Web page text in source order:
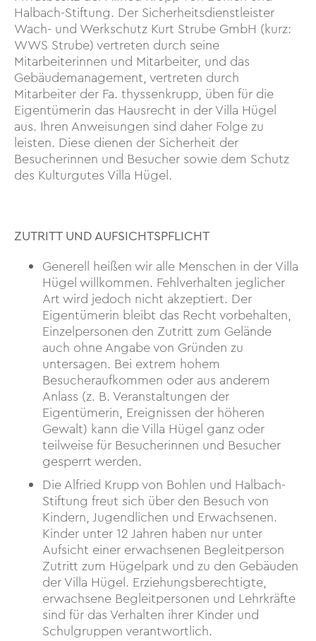
Halbach-Stiftung. Der Sicherheitsdienstleister
Wach- und Werkschutz Kurt Strube GmbH (kurz:
WWS Strube) vertreten durch seine
Mitarbeiterinnen und Mitarbeiter, und das
Gebäudemanagement, vertreten durch
Mitarbeiter der Fa. thyssenkrupp, üben für die
Eigentümerin das Hausrecht in der Villa Hügel
aus. Ihren Anweisungen sind daher Folge zu
leisten. Diese dienen der Sicherheit der
Besucherinnen und Besucher sowie dem Schutz
des Kulturgutes Villa Hügel.
ZUTRITT UND AUFSICHTSPFLICHT
Generell heißen wir alle Menschen in der Villa
Hügel willkommen. Fehlverhalten jeglicher
Art wird jedoch nicht akzeptiert. Der
Eigentümerin bleibt das Recht vorbehalten,
Einzelpersonen den Zutritt zum Gelände
auch ohne Angabe von Gründen zu
untersagen. Bei extrem hohem
Besucheraufkommen oder aus anderem
Anlass (z. B. Veranstaltungen der
Eigentümerin, Ereignissen der höheren
Gewalt) kann die Villa Hügel ganz oder
teilweise für Besucherinnen und Besucher
gesperrt werden.
Die Alfried Krupp von Bohlen und Halbach-
Stiftung freut sich über den Besuch von
Kindern, Jugendlichen und Erwachsenen.
Kinder unter 12 Jahren haben nur unter
Aufsicht einer erwachsenen Begleitperson
Zutritt zum Hügelpark und zu den Gebäuden
der Villa Hügel. Erziehungsberechtigte,
erwachsene Begleitpersonen und Lehrkräfte
sind für das Verhalten ihrer Kinder und
Schulgruppen verantwortlich.